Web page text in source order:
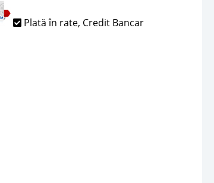
Plată în rate, Credit Bancar